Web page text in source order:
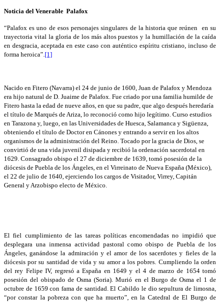
Noticia del Venerable Palafox
“Palafox es uno de esos personajes singulares de la historia que reúnen en su
trayectoria vital la gloria de los más altos puestos y la humillación de la caída
en desgracia, aceptada en este caso con auténtico espíritu cristiano, incluso de
forma heroica”.[1]
Nacido en Fitero (Navarra) el 24 de junio de 1600, Juan de Palafox y Mendoza
era hijo natural de D. Juaime de Palafox. Fue criado por una familia humilde de
Fitero hasta la edad de nueve años, en que su padre, que algo después heredaría
el título de Marqués de Ariza, lo reconoció como hijo legítimo. Curso estudios
en Tarazona y, luego, en las Universidades de Huesca, Salamanca y Sigüenza,
obteniendo el título de Doctor en Cánones y entrando a servir en los altos
organismos de la administración del Reino. Tocado por la gracia de Dios, se
convirtió de una vida juvenil disipada y recibió la ordenación sacerdotal en
1629. Consagrado obispo el 27 de diciembre de 1639, tomó posesión de la
diócesis de Puebla de los Ángeles, en el Virreinato de Nueva España (México),
el 22 de julio de 1640, ejerciendo los cargos de Visitador, Virrey, Capitán
General y Arzobispo electo de México.
El fiel cumplimiento de las tareas políticas encomendadas no impidió que
desplegara una inmensa actividad pastoral como obispo de Puebla de los
Ángeles, ganándose la admiración y el amor de los sacerdotes y fieles de la
diócesis por su santidad de vida y su amor a los pobres. Cumpliendo la orden
del rey Felipe IV, regresó a España en 1649 y el 4 de marzo de 1654 tomó
posesión del obispado de Osma (Soria). Murió en el Burgo de Osma el 1 de
octubre de 1659 con fama de santidad. El Cabildo le dio sepultura de limosna,
“por constar la pobreza con que ha muerto”, en la Catedral de El Burgo de